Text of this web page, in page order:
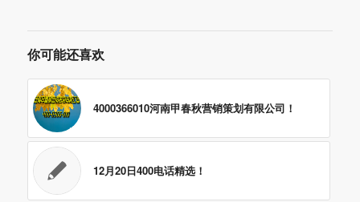
你可能还喜欢
4000366010河南甲春秋营销策划有限公司！
12月20日400电话精选！